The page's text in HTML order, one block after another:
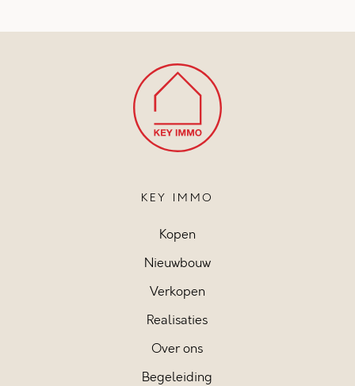
KEY IMMO
Kopen
Nieuwbouw
Verkopen
Realisaties
Over ons
Begeleiding